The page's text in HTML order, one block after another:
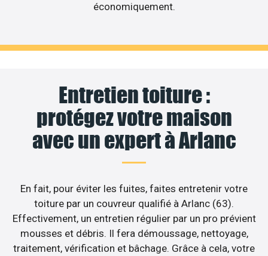
économiquement.
Entretien toiture :
protégez votre maison
avec un expert à Arlanc
En fait, pour éviter les fuites, faites entretenir votre
toiture par un couvreur qualifié à Arlanc (63).
Effectivement, un entretien régulier par un pro prévient
mousses et débris. Il fera démoussage, nettoyage,
traitement, vérification et bâchage. Grâce à cela, votre